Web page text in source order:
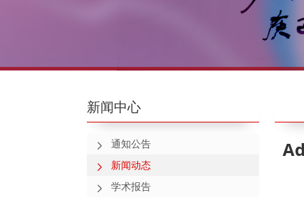
新闻中心
通知公告
新闻动态
学术报告